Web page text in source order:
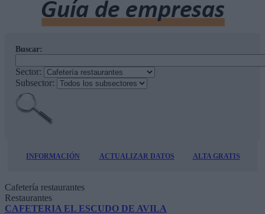
Buscar:
Sector:
Subsector:
INFORMACIÓN ACTUALIZAR DATOS ALTA GRATIS
Cafetería restaurantes
Restaurantes
CAFETERIA EL ESCUDO DE AVILA